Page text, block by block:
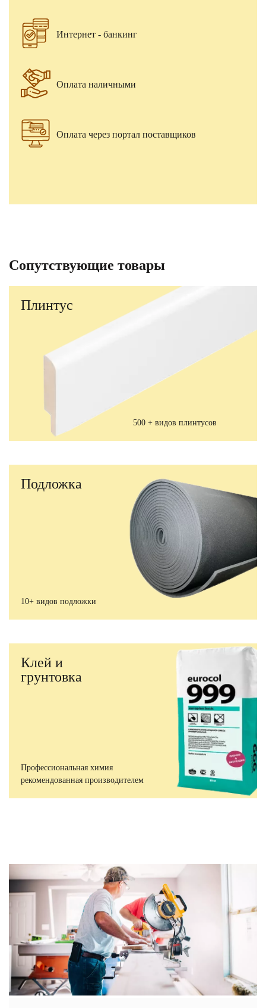
Интернет - банкинг
Оплата наличными
Оплата через портал поставщиков
Сопутствующие товары
Плинтус
500 + видов плинтусов
Подложка
10+ видов подложки
Клей и
грунтовка
Профессиональная химия
рекомендованная производителем